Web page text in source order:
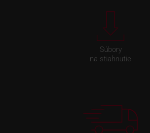
Súbory
na stiahnutie